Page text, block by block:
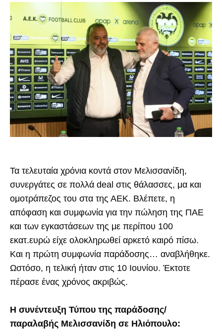
Τα τελευταία χρόνια κοντά στον Μελισσανίδη,
συνεργάτες σε πολλά deal στις θάλασσες, μα και
ομοτράπεζος του στα της ΑΕΚ. Βλέπετε, η
απόφαση και συμφωνία για την πώληση της ΠΑΕ
και των εγκαστάσεων της με περίπου 100
εκατ.ευρώ είχε ολοκληρωθεί αρκετό καιρό πίσω.
Και η πρώτη συμφωνία παράδοσης… αναβλήθηκε.
Ωστόσο, η τελική ήταν στις 10 Ιουνίου. Έκτοτε
πέρασε ένας χρόνος ακριβώς.
Η συνέντευξη Τύπου της παράδοσης/
παραλαβής Μελισσανίδη σε Ηλιόπουλο: